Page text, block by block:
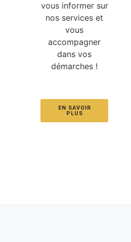
vous informer sur
nos services et
vous
accompagner
dans vos
démarches !
EN SAVOIR
PLUS